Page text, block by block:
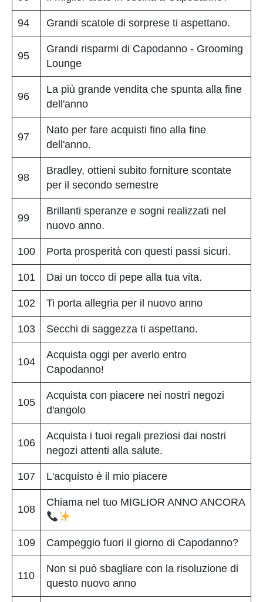
94 Grandi scatole di sorprese ti aspettano.
95
Grandi risparmi di Capodanno - Grooming
Lounge
96
La più grande vendita che spunta alla fine
dell'anno
97
Nato per fare acquisti fino alla fine
dell'anno.
98
Bradley, ottieni subito forniture scontate
per il secondo semestre
99
Brillanti speranze e sogni realizzati nel
nuovo anno.
100 Porta prosperità con questi passi sicuri.
101 Dai un tocco di pepe alla tua vita.
102 Ti porta allegria per il nuovo anno
103 Secchi di saggezza ti aspettano.
104
Acquista oggi per averlo entro
Capodanno!
105
Acquista con piacere nei nostri negozi
d'angolo
106
Acquista i tuoi regali preziosi dai nostri
negozi attenti alla salute.
107 L'acquisto è il mio piacere
108
Chiama nel tuo MIGLIOR ANNO ANCORA
109 Campeggio fuori il giorno di Capodanno?
110
Non si può sbagliare con la risoluzione di
questo nuovo anno